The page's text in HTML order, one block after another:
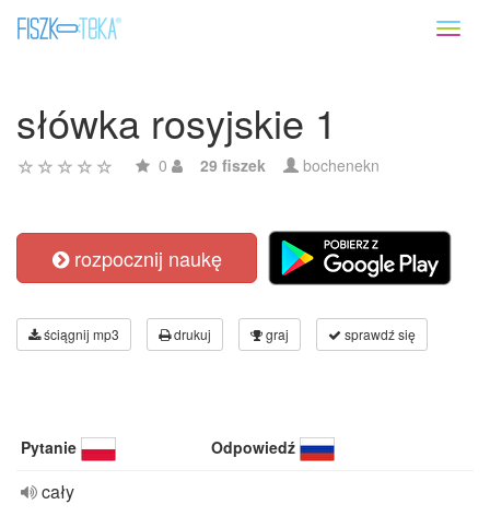
słówka rosyjskie 1
0 29 fiszek bochenekn
rozpocznij naukę
ściągnij mp3 drukuj graj sprawdź się
Pytanie Odpowiedź
cały